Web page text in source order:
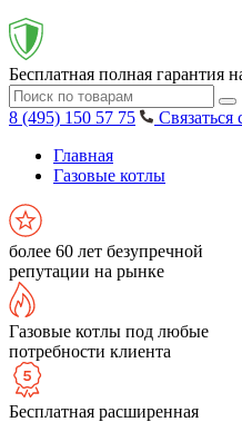
Бесплатная полная гарантия
8 (495) 150 57 75
Связаться
Главная
Газовые котлы
более 60 лет безупречной
репутации на рынке
Газовые котлы под любые
потребности клиента
Бесплатная расширенная